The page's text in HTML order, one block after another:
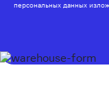
персональных данных